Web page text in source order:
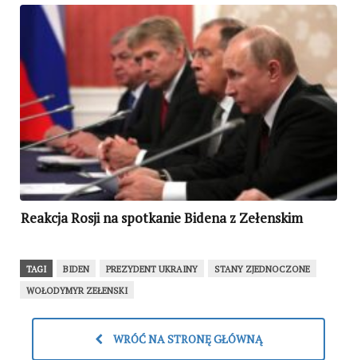
Reakcja Rosji na spotkanie Bidena z Zełenskim
TAGI BIDEN PREZYDENT UKRAINY
STANY ZJEDNOCZONE
WOŁODYMYR ZEŁENSKI
WRÓĆ NA STRONĘ GŁÓWNĄ